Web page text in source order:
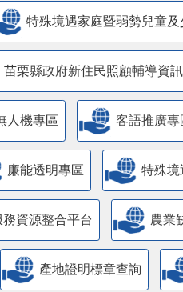
特殊境遇家庭暨弱勢兒童
苗栗縣政府新住民照顧輔導資
人機專區 客語推廣專
廉能透明專區 特殊境
資源整合平台 農業
產地證明標章查詢